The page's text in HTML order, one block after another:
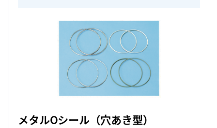
メタルOシール（穴あき型）